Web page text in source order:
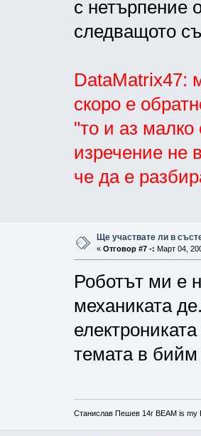
с нетърпение
следващото
DataMatrix47:
скоро е
"то и аз
изречение не
че да е
Ще участвате ли в
« Отговор #7 -: Март 04,
Роботът ми е
механиката
темата в
Станислав Пешев 14г BEAM is my